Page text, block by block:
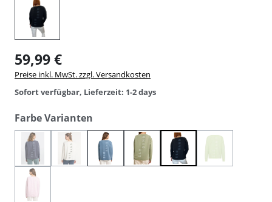
59,99 €
Preise inkl. MwSt. zzgl. Versandkosten
Sofort verfügbar, Lieferzeit: 1-2 days
Farbe Varianten
blue ash
(Diese Option ist zurzeit nicht verfügbar.)
cloud white
(Diese Option ist zurzeit nicht verfügbar.)
coast bluegreen leafquarz scacrest